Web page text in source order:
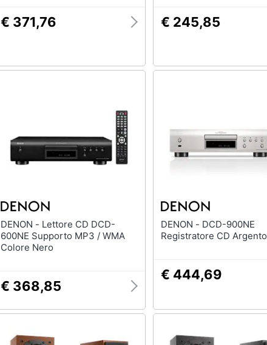
€ 371,76 € 245,85
DENON - Lettore CD DCD-
600NE Supporto MP3 / WMA
Colore Nero
€ 368,85
DENON - DCD-900NE
Registratore CD Argento
€ 444,69